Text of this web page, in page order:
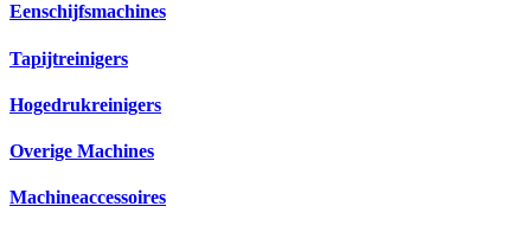
Eenschijfsmachines
Tapijtreinigers
Hogedrukreinigers
Overige Machines
Machineaccessoires